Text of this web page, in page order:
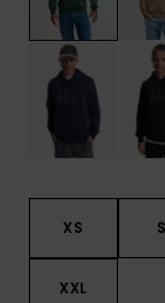
XS S
XXL